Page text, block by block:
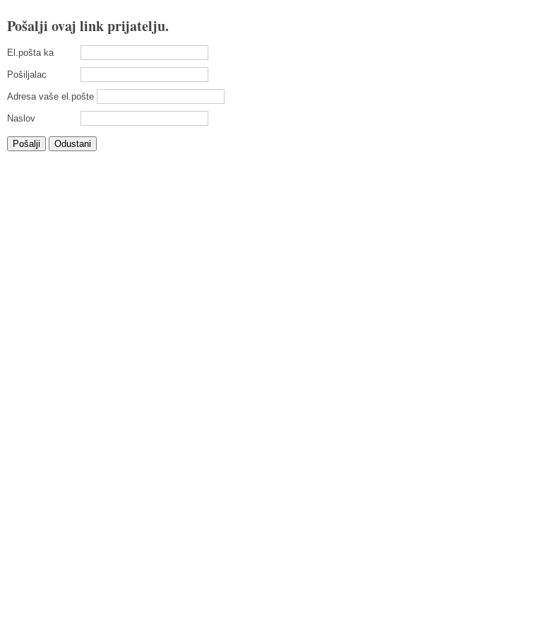
Pošalji ovaj link prijatelju.
El.pošta ka
Pošiljalac
Adresa vaše el.pošte
Naslov
Pošalji Odustani